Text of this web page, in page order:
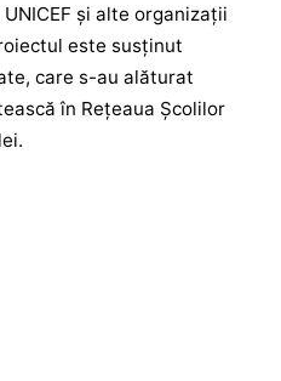
și alte organizații
este susținut
care s-au alăturat
în Rețeaua Școlilor